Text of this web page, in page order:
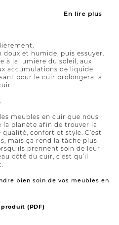
En lire plus
et humide, puis essuyer.
à la lumière du soleil, aux
accumulations de liquide.
pour le cuir prolongera la
meubles en cuir que nous
la planète afin de trouver la
confort et style. C’est
mais ça rend la tâche plus
prennent soin de leur
côté du cuir, c’est qu’il
bien soin de vos meubles en
(PDF)